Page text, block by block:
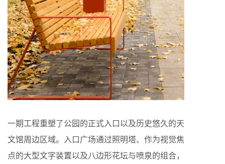
一期工程重塑了公园的正式入口以及历史悠久的天
文馆周边区域。入口广场通过照明塔、作为视觉焦
点的大型文字装置以及八边形花坛与喷泉的组合，